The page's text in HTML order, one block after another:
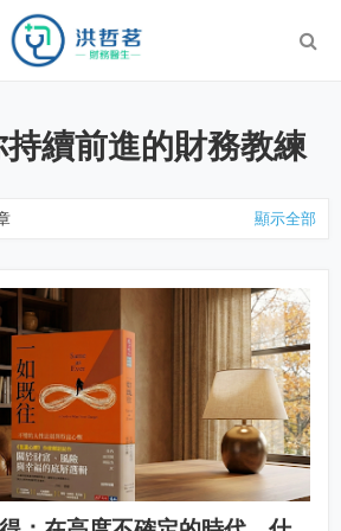
續前進的財務教練
顯示全部